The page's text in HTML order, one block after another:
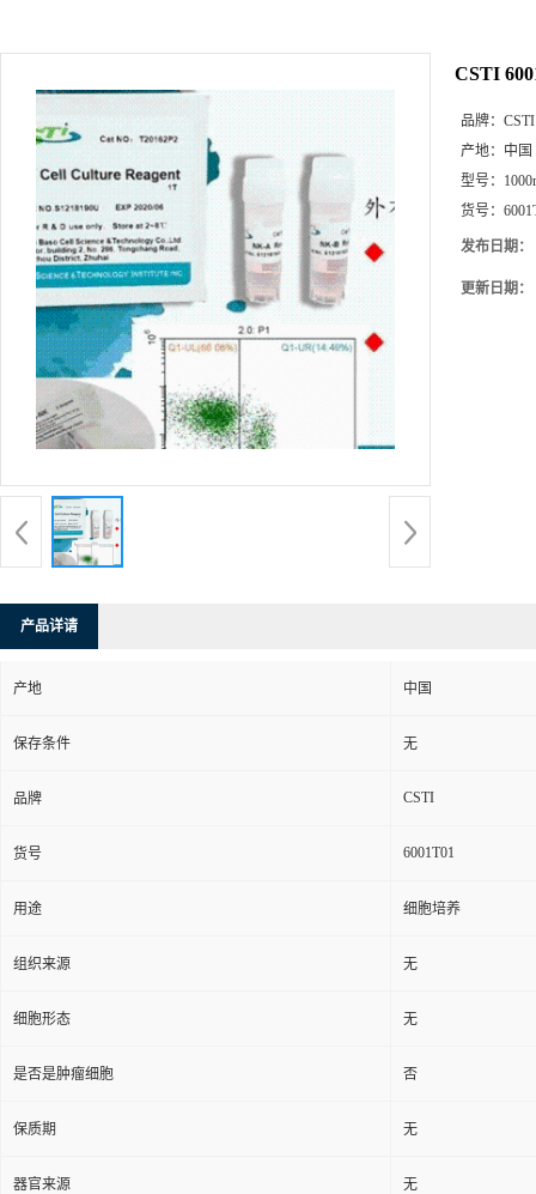
CSTI
品牌： CSTI
产地： 中国
型号：
货号：
发布日期：
更新日期：
产品详请
产地 中国
保存条件 无
品牌 CSTI
货号 6001T01
用途 细胞培养
组织来源 无
细胞形态 无
是否是肿瘤细胞 否
保质期 无
器官来源 无